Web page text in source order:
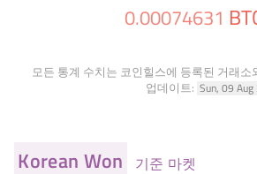
0.00074631
모든 통계 수치는 코인힐스에 등록된 거래
업데이트: Sun, 09
Korean Won 기준 마켓